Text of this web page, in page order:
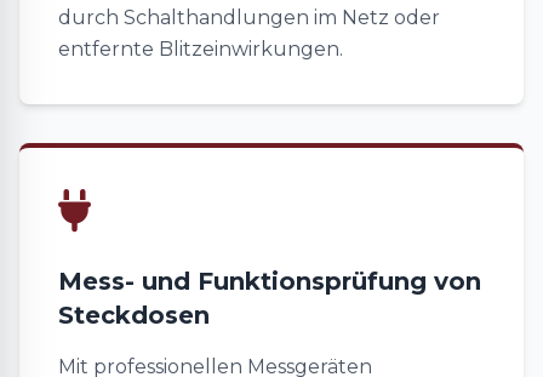
durch Schalthandlungen im Netz oder
entfernte Blitzeinwirkungen.
Mess- und Funktionsprüfung von
Steckdosen
Mit professionellen Messgeräten